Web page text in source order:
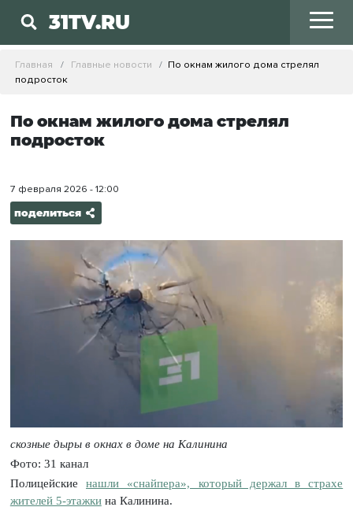
31TV.RU
Главная Главные новости
По окнам жилого дома стрелял
подросток
По окнам жилого дома стрелял
подросток
7 февраля 2026 - 12:00
поделиться
скозные дыры в окнах в доме на Калинина
Фото: 31 канал
Полицейскиенашли «снайпера», который держал в страхе
жителей 5-этажкина Калинина.